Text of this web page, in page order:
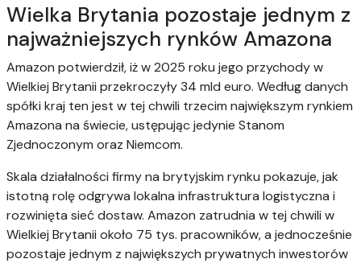
Wielka Brytania pozostaje jednym z
najważniejszych rynków Amazona
Amazon potwierdził, iż w 2025 roku jego przychody w
Wielkiej Brytanii przekroczyły 34 mld euro. Według danych
spółki kraj ten jest w tej chwili trzecim największym rynkiem
Amazona na świecie, ustępując jedynie Stanom
Zjednoczonym oraz Niemcom.
Skala działalności firmy na brytyjskim rynku pokazuje, jak
istotną rolę odgrywa lokalna infrastruktura logistyczna i
rozwinięta sieć dostaw. Amazon zatrudnia w tej chwili w
Wielkiej Brytanii około 75 tys. pracowników, a jednocześnie
pozostaje jednym z największych prywatnych inwestorów